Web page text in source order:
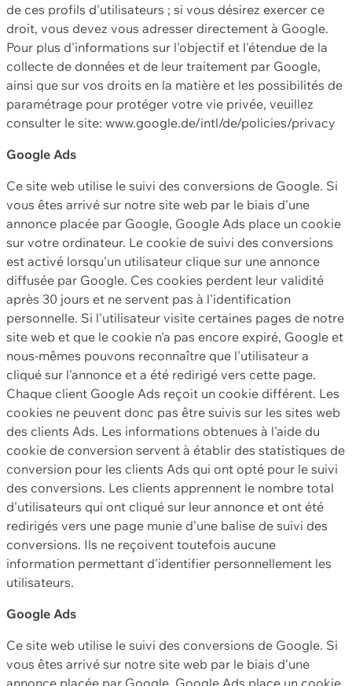
de ces profils d'utilisateurs ; si vous désirez exercer ce
droit, vous devez vous adresser directement à Google.
Pour plus d'informations sur l'objectif et l'étendue de la
collecte de données et de leur traitement par Google,
ainsi que sur vos droits en la matière et les possibilités de
paramétrage pour protéger votre vie privée, veuillez
consulter le site: www.google.de/intl/de/policies/privacy
Google Ads
Ce site web utilise le suivi des conversions de Google. Si
vous êtes arrivé sur notre site web par le biais d'une
annonce placée par Google, Google Ads place un cookie
sur votre ordinateur. Le cookie de suivi des conversions
est activé lorsqu'un utilisateur clique sur une annonce
diffusée par Google. Ces cookies perdent leur validité
après 30 jours et ne servent pas à l'identification
personnelle. Si l'utilisateur visite certaines pages de notre
site web et que le cookie n'a pas encore expiré, Google et
nous-mêmes pouvons reconnaître que l'utilisateur a
cliqué sur l'annonce et a été redirigé vers cette page.
Chaque client Google Ads reçoit un cookie différent. Les
cookies ne peuvent donc pas être suivis sur les sites web
des clients Ads. Les informations obtenues à l'aide du
cookie de conversion servent à établir des statistiques de
conversion pour les clients Ads qui ont opté pour le suivi
des conversions. Les clients apprennent le nombre total
d'utilisateurs qui ont cliqué sur leur annonce et ont été
redirigés vers une page munie d'une balise de suivi des
conversions. Ils ne reçoivent toutefois aucune
information permettant d'identifier personnellement les
utilisateurs.
Google Ads
Ce site web utilise le suivi des conversions de Google. Si
vous êtes arrivé sur notre site web par le biais d'une